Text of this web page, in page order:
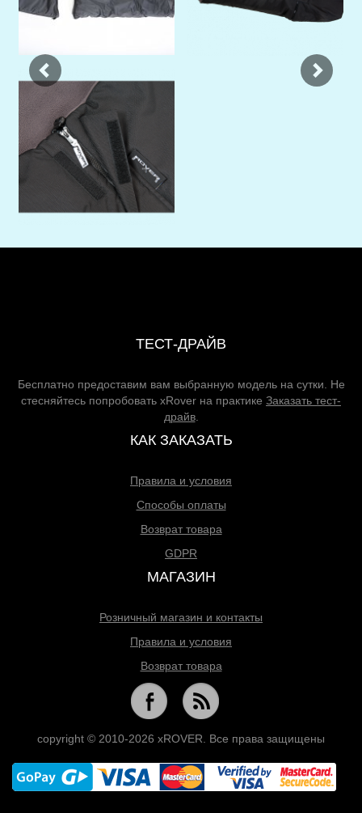
ТЕСТ-ДРАЙВ
Бесплатно предоставим вам выбранную модель на сутки. Не
стесняйтесь попробовать xRover на практике Заказать тест-
драйв.
КАК ЗАКАЗАТЬ
Правила и условия
Способы оплаты
Возврат товара
GDPR
МАГАЗИН
Розничный магазин и контакты
Правила и условия
Возврат товара
copyright © 2010-2026 xROVER. Все права защищены